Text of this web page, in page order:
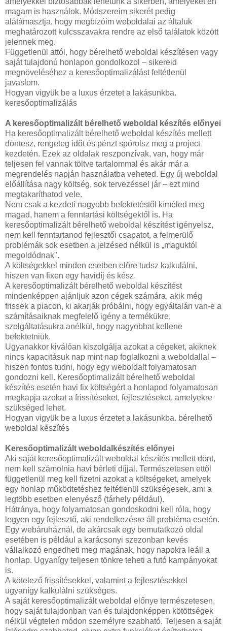
magam is használok. Módszereim sikerét pedig
alátámasztja, hogy megbízóim weboldalai az általuk
meghatározott kulcsszavakra rendre az első találatok között
jelennek meg.
Függetlenül attól, hogy bérelhető weboldal készítésen vagy
saját tulajdonú honlapon gondolkozol – sikereid
megnöveléséhez a keresőoptimalizálást feltétlenül
javaslom.
Hogyan vigyük be a luxus érzetet a lakásunkba.
keresőoptimalizálás
A keresőoptimalizált bérelhető weboldal készítés előnyei
Ha keresőoptimalizált bérelhető weboldal készítés mellett
döntesz, rengeteg időt és pénzt spórolsz meg a project
kezdetén. Ezek az oldalak reszponzívak, van, hogy már
teljesen fel vannak töltve tartalommal és akár már a
megrendelés napján használatba veheted. Egy új weboldal
előállítása nagy költség, sok tervezéssel jár – ezt mind
megtakaríthatod vele.
Nem csak a kezdeti nagyobb befektetéstől kíméled meg
magad, hanem a fenntartási költségektől is. Ha
keresőoptimalizált bérelhető weboldal készítést igényelsz,
nem kell fenntartanod fejlesztői csapatot, a felmerülő
problémák sok esetben a jelzésed nélkül is „maguktól
megoldódnak".
A költségekkel minden esetben előre tudsz kalkulálni,
hiszen van fixen egy havidíj és kész.
A keresőoptimalizált bérelhető weboldal készítést
mindenképpen ajánljuk azon cégek számára, akik még
frissek a piacon, ki akarják próbálni, hogy egyáltalán van-e a
számításaiknak megfelelő igény a termékükre,
szolgáltatásukra anélkül, hogy nagyobbat kellene
befektetniük.
Ugyanakkor kiválóan kiszolgálja azokat a cégeket, akiknek
nincs kapacitásuk nap mint nap foglalkozni a weboldallal –
hiszen fontos tudni, hogy egy weboldalt folyamatosan
gondozni kell. Keresőoptimalizált bérelhető weboldal
készítés esetén havi fix költségért a honlapod folyamatosan
megkapja azokat a frissítéseket, fejlesztéseket, amelyekre
szükséged lehet.
Hogyan vigyük be a luxus érzetet a lakásunkba. bérelhető
weboldal készítés
Keresőoptimalizált weboldalkészítés előnyei
Aki saját keresőoptimalizált weboldal készítés mellett dönt,
nem kell számolnia havi bérleti díjjal. Természetesen ettől
függetlenül meg kell fizetni azokat a költségeket, amelyek
egy honlap működtetéshez feltétlenül szükségesek, ami a
legtöbb esetben elenyésző (tárhely például).
Hátránya, hogy folyamatosan gondoskodni kell róla, hogy
legyen egy fejlesztő, aki rendelkezésre áll probléma esetén.
Egy webáruháznál, de akárcsak egy bemutatkozó oldal
esetében is például a karácsonyi szezonban kevés
vállalkozó engedheti meg magának, hogy napokra leáll a
honlap. Ugyanígy teljesen tönkre teheti a futó kampányokat
is.
A kötelező frissítésekkel, valamint a fejlesztésekkel
ugyanígy kalkulálni szükséges.
A saját keresőoptimalizált weboldal előnye természetesen,
hogy saját tulajdonban van és tulajdonképpen kötöttségek
nélkül végtelen módon személyre szabható. Teljesen a saját